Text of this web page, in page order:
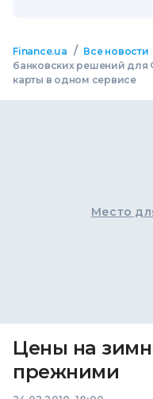
Finance.ua / Все новости
банковских решений для
карты в одном сервисе
Место
Цены на
прежними